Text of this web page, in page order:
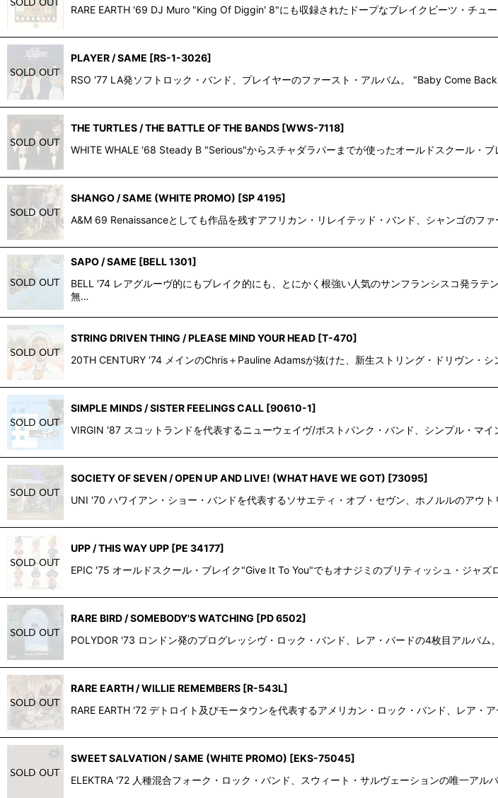
RARE EARTH '69 DJ Muro "King Of Diggin' 8"にも収録されたドープなブレイクビーツ・チュ
PLAYER / SAME [RS-1-3026]
RSO '77 LA発ソフトロック・バンド、プレイヤーのファースト・アルバム。 "Baby Come
THE TURTLES / THE BATTLE OF THE BANDS [WWS-7118]
WHITE WHALE '68 Steady B "Serious"からスチャダラパーまでが使ったオールドスクール・
SHANGO / SAME (WHITE PROMO) [SP 4195]
A&M 69 Renaissanceとしても作品を残すアフリカン・リレイテッド・バンド、シャンゴのフ
SAPO / SAME [BELL 1301]
BELL '74 レアグルーヴ的にもブレイク的にも、とにかく根強い人気のサンフランシスコ発ラ
無…
STRING DRIVEN THING / PLEASE MIND YOUR HEAD [T-470]
20TH CENTURY '74 メインのChris＋Pauline Adamsが抜けた、新生ストリング・ドリヴン・
SIMPLE MINDS / SISTER FEELINGS CALL [90610-1]
VIRGIN '87 スコットランドを代表するニューウェイヴ/ポストパンク・バンド、シンプル・
SOCIETY OF SEVEN / OPEN UP AND LIVE! (WHAT HAVE WE GOT) [73095]
UNI '70 ハワイアン・ショー・バンドを代表するソサエティ・オブ・セヴン、ホノルルのアウ
UPP / THIS WAY UPP [PE 34177]
EPIC '75 オールドスクール・ブレイク"Give It To You"でもオナジミのブリティッシュ・ジャ
RARE BIRD / SOMEBODY'S WATCHING [PD 6502]
POLYDOR '73 ロンドン発のプログレッシヴ・ロック・バンド、レア・バードの4枚目アルバ
RARE EARTH / WILLIE REMEMBERS [R-543L]
RARE EARTH '72 デトロイト及びモータウンを代表するアメリカン・ロック・バンド、レア
SWEET SALVATION / SAME (WHITE PROMO) [EKS-75045]
ELEKTRA '72 人種混合フォーク・ロック・バンド、スウィート・サルヴェーションの唯一ア